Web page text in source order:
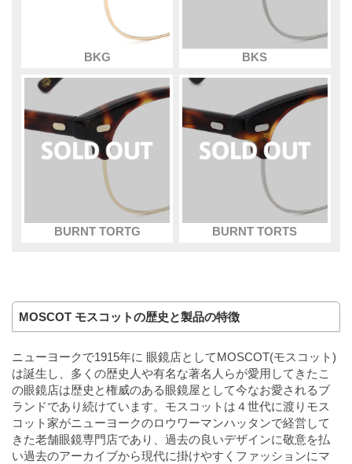
BKG BKS
BURNT TORTG BURNT TORTS
MOSCOT モスコットの歴史と製品の特徴
ニューヨークで1915年に 眼鏡店としてMOSCOT(モスコット)
は誕生し、多くの歴史人や有名な著名人らが愛用してきたこ
の眼鏡店は歴史と権威のある眼鏡屋として今なお愛されるブ
ランドであり続けています。モスコットは４世代に渡りモス
コット家がニューヨークのロウワーマンハッタンで経営して
きた老舗眼鏡専門店であり、過去の良いデザインに敬意を払
い過去のアーカイブから現代に掛けやすくファッションにマ